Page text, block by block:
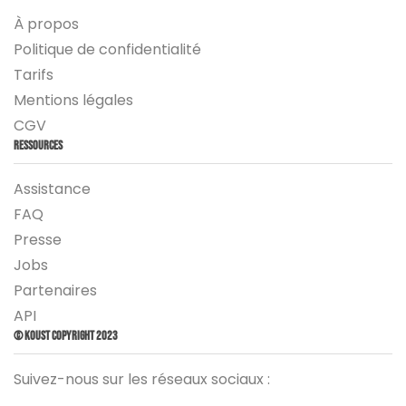
À propos
Politique de confidentialité
Tarifs
Mentions légales
CGV
Ressources
Assistance
FAQ
Presse
Jobs
Partenaires
API
© Koust Copyright 2023
Suivez-nous sur les réseaux sociaux :